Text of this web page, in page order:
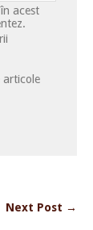
acest
articole
Next Post →